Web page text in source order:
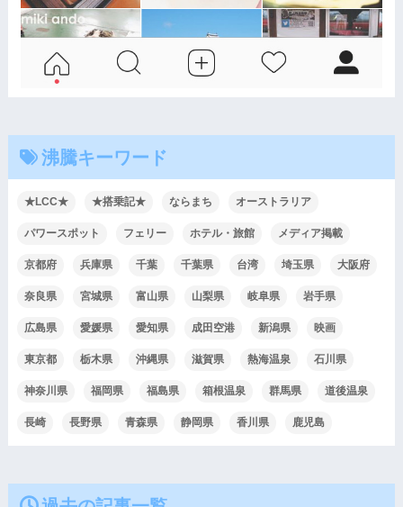
沸騰キーワード
★LCC★ ★搭乗記★ ならまち オーストラリア
パワースポット フェリー ホテル・旅館 メディア掲載
京都府 兵庫県 千葉 千葉県 台湾 埼玉県 大阪府
奈良県 宮城県 富山県 山梨県 岐阜県 岩手県
広島県 愛媛県 愛知県 成田空港 新潟県 映画
東京都 栃木県 沖縄県 滋賀県 熱海温泉 石川県
神奈川県 福岡県 福島県 箱根温泉 群馬県 道後温泉
長崎 長野県 青森県 静岡県 香川県 鹿児島